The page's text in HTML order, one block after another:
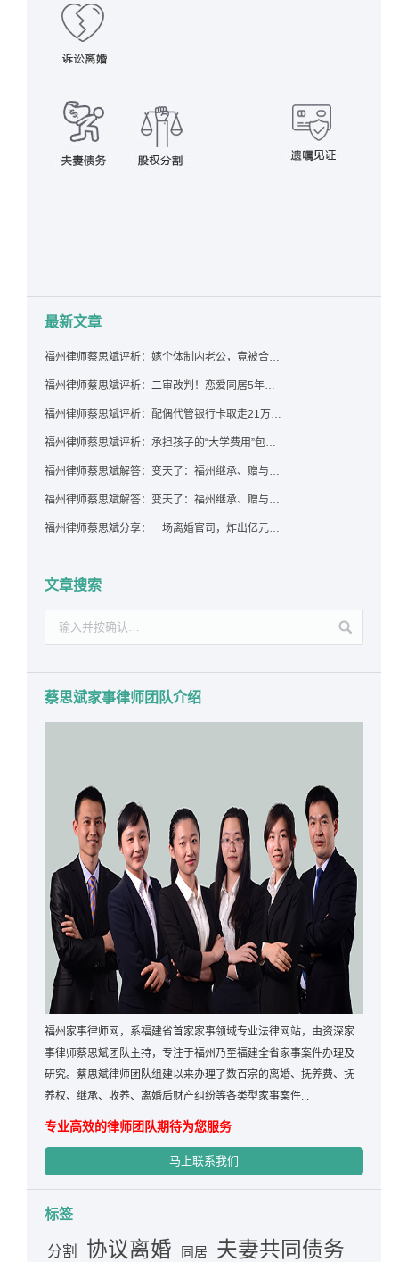
最新文章
福州律师蔡思斌评析：嫁个体制内老公，竟被合伙设局背上近百万债务，婚前不查征信真要命！
福州律师蔡思斌评析：二审改判！恋爱同居5年为女友买车，分手后能要回吗？
福州律师蔡思斌评析：配偶代管银行卡取走21万，离婚后这笔钱还要得回来吗？
福州律师蔡思斌评析：承担孩子的“大学费用”包括高额留学费用吗？
福州律师蔡思斌解答：变天了：福州继承、赠与房产转让要收20%个税？福州国税官方回复来了！
福州律师蔡思斌解答：变天了：福州继承、赠与房产转让要收20%个税？福州国税官方回答来了！
福州律师蔡思斌分享：一场离婚官司，炸出亿元“糊涂账”：本想分割家产，结果“自爆”了家底
文章搜索
蔡思斌家事律师团队介绍
福州家事律师网，系福建省首家家事领域专业法律网站，由资深家
事律师蔡思斌团队主持，专注于福州乃至福建全省家事案件办理及
研究。蔡思斌律师团队组建以来办理了数百宗的离婚、抚养费、抚
养权、继承、收养、离婚后财产纠纷等各类型家事案件...
专业高效的律师团队期待为您服务
马上联系我们
标签
分割 协议离婚 同居 夫妻共同债务